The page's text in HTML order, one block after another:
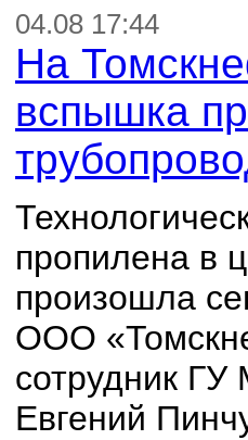
04.08 17:44
На
вспышка
пропилена в
произошла
ООО
сотрудник
Евгений